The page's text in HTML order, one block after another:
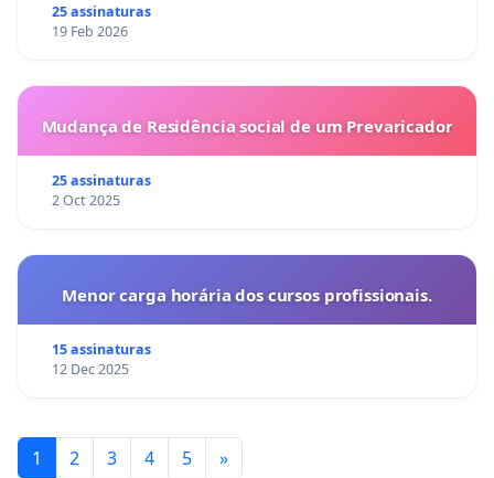
25 assinaturas
19 Feb 2026
Mudança de Residência social de um Prevaricador
25 assinaturas
2 Oct 2025
Menor carga horária dos cursos profissionais.
15 assinaturas
12 Dec 2025
1 2 3 4 5 »